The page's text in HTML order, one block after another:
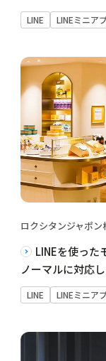
LINE LINEミニア
ロクシタンジャポン
LINEを使った
ノーマルに対応
LINE LINEミニア